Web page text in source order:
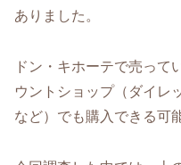
ありました。
ドン・キホーテで売って
ウントショップ（ダイレ
など）でも購入できる可